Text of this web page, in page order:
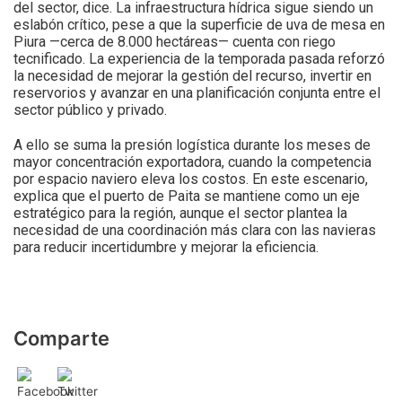
Comparte
del sector, dice. La infraestructura hídrica sigue siendo un
eslabón crítico, pese a que la superficie de uva de mesa en
Piura —cerca de 8.000 hectáreas— cuenta con riego
tecnificado. La experiencia de la temporada pasada reforzó
la necesidad de mejorar la gestión del recurso, invertir en
reservorios y avanzar en una planificación conjunta entre el
sector público y privado.
A ello se suma la presión logística durante los meses de
mayor concentración exportadora, cuando la competencia
por espacio naviero eleva los costos. En este escenario,
explica que el puerto de Paita se mantiene como un eje
estratégico para la región, aunque el sector plantea la
necesidad de una coordinación más clara con las navieras
para reducir incertidumbre y mejorar la eficiencia.